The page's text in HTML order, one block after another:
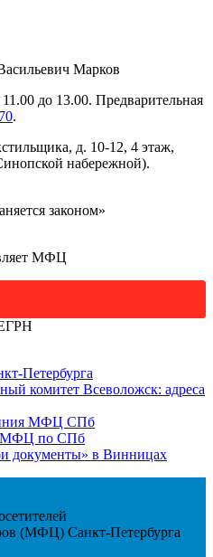
Марков
до 13.00. Предварительная
.
д. 10-12, 4 этаж,
набережной).
законом»
МФЦ
Петербурга
комитет Всеволожск: адреса
МФЦ СПб
МФЦ по СПб
в Винницах
(МФЦ) Санкт-Петербурга